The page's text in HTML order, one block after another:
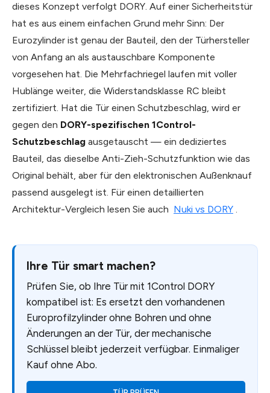
dieses Konzept verfolgt DORY. Auf einer Sicherheitstür
hat es aus einem einfachen Grund mehr Sinn: Der
Eurozylinder ist genau der Bauteil, den der Türhersteller
von Anfang an als austauschbare Komponente
vorgesehen hat. Die Mehrfachriegel laufen mit voller
Hublänge weiter, die Widerstandsklasse RC bleibt
zertifiziert. Hat die Tür einen Schutzbeschlag, wird er
gegen den DORY-spezifischen 1Control-
Schutzbeschlag ausgetauscht — ein dediziertes
Bauteil, das dieselbe Anti-Zieh-Schutzfunktion wie das
Original behält, aber für den elektronischen Außenknauf
passend ausgelegt ist. Für einen detaillierten
Architektur-Vergleich lesen Sie auch Nuki vs DORY .
Ihre Tür smart machen?
Prüfen Sie, ob Ihre Tür mit 1Control DORY
kompatibel ist: Es ersetzt den vorhandenen
Europrofilzylinder ohne Bohren und ohne
Änderungen an der Tür, der mechanische
Schlüssel bleibt jederzeit verfügbar. Einmaliger
Kauf ohne Abo.